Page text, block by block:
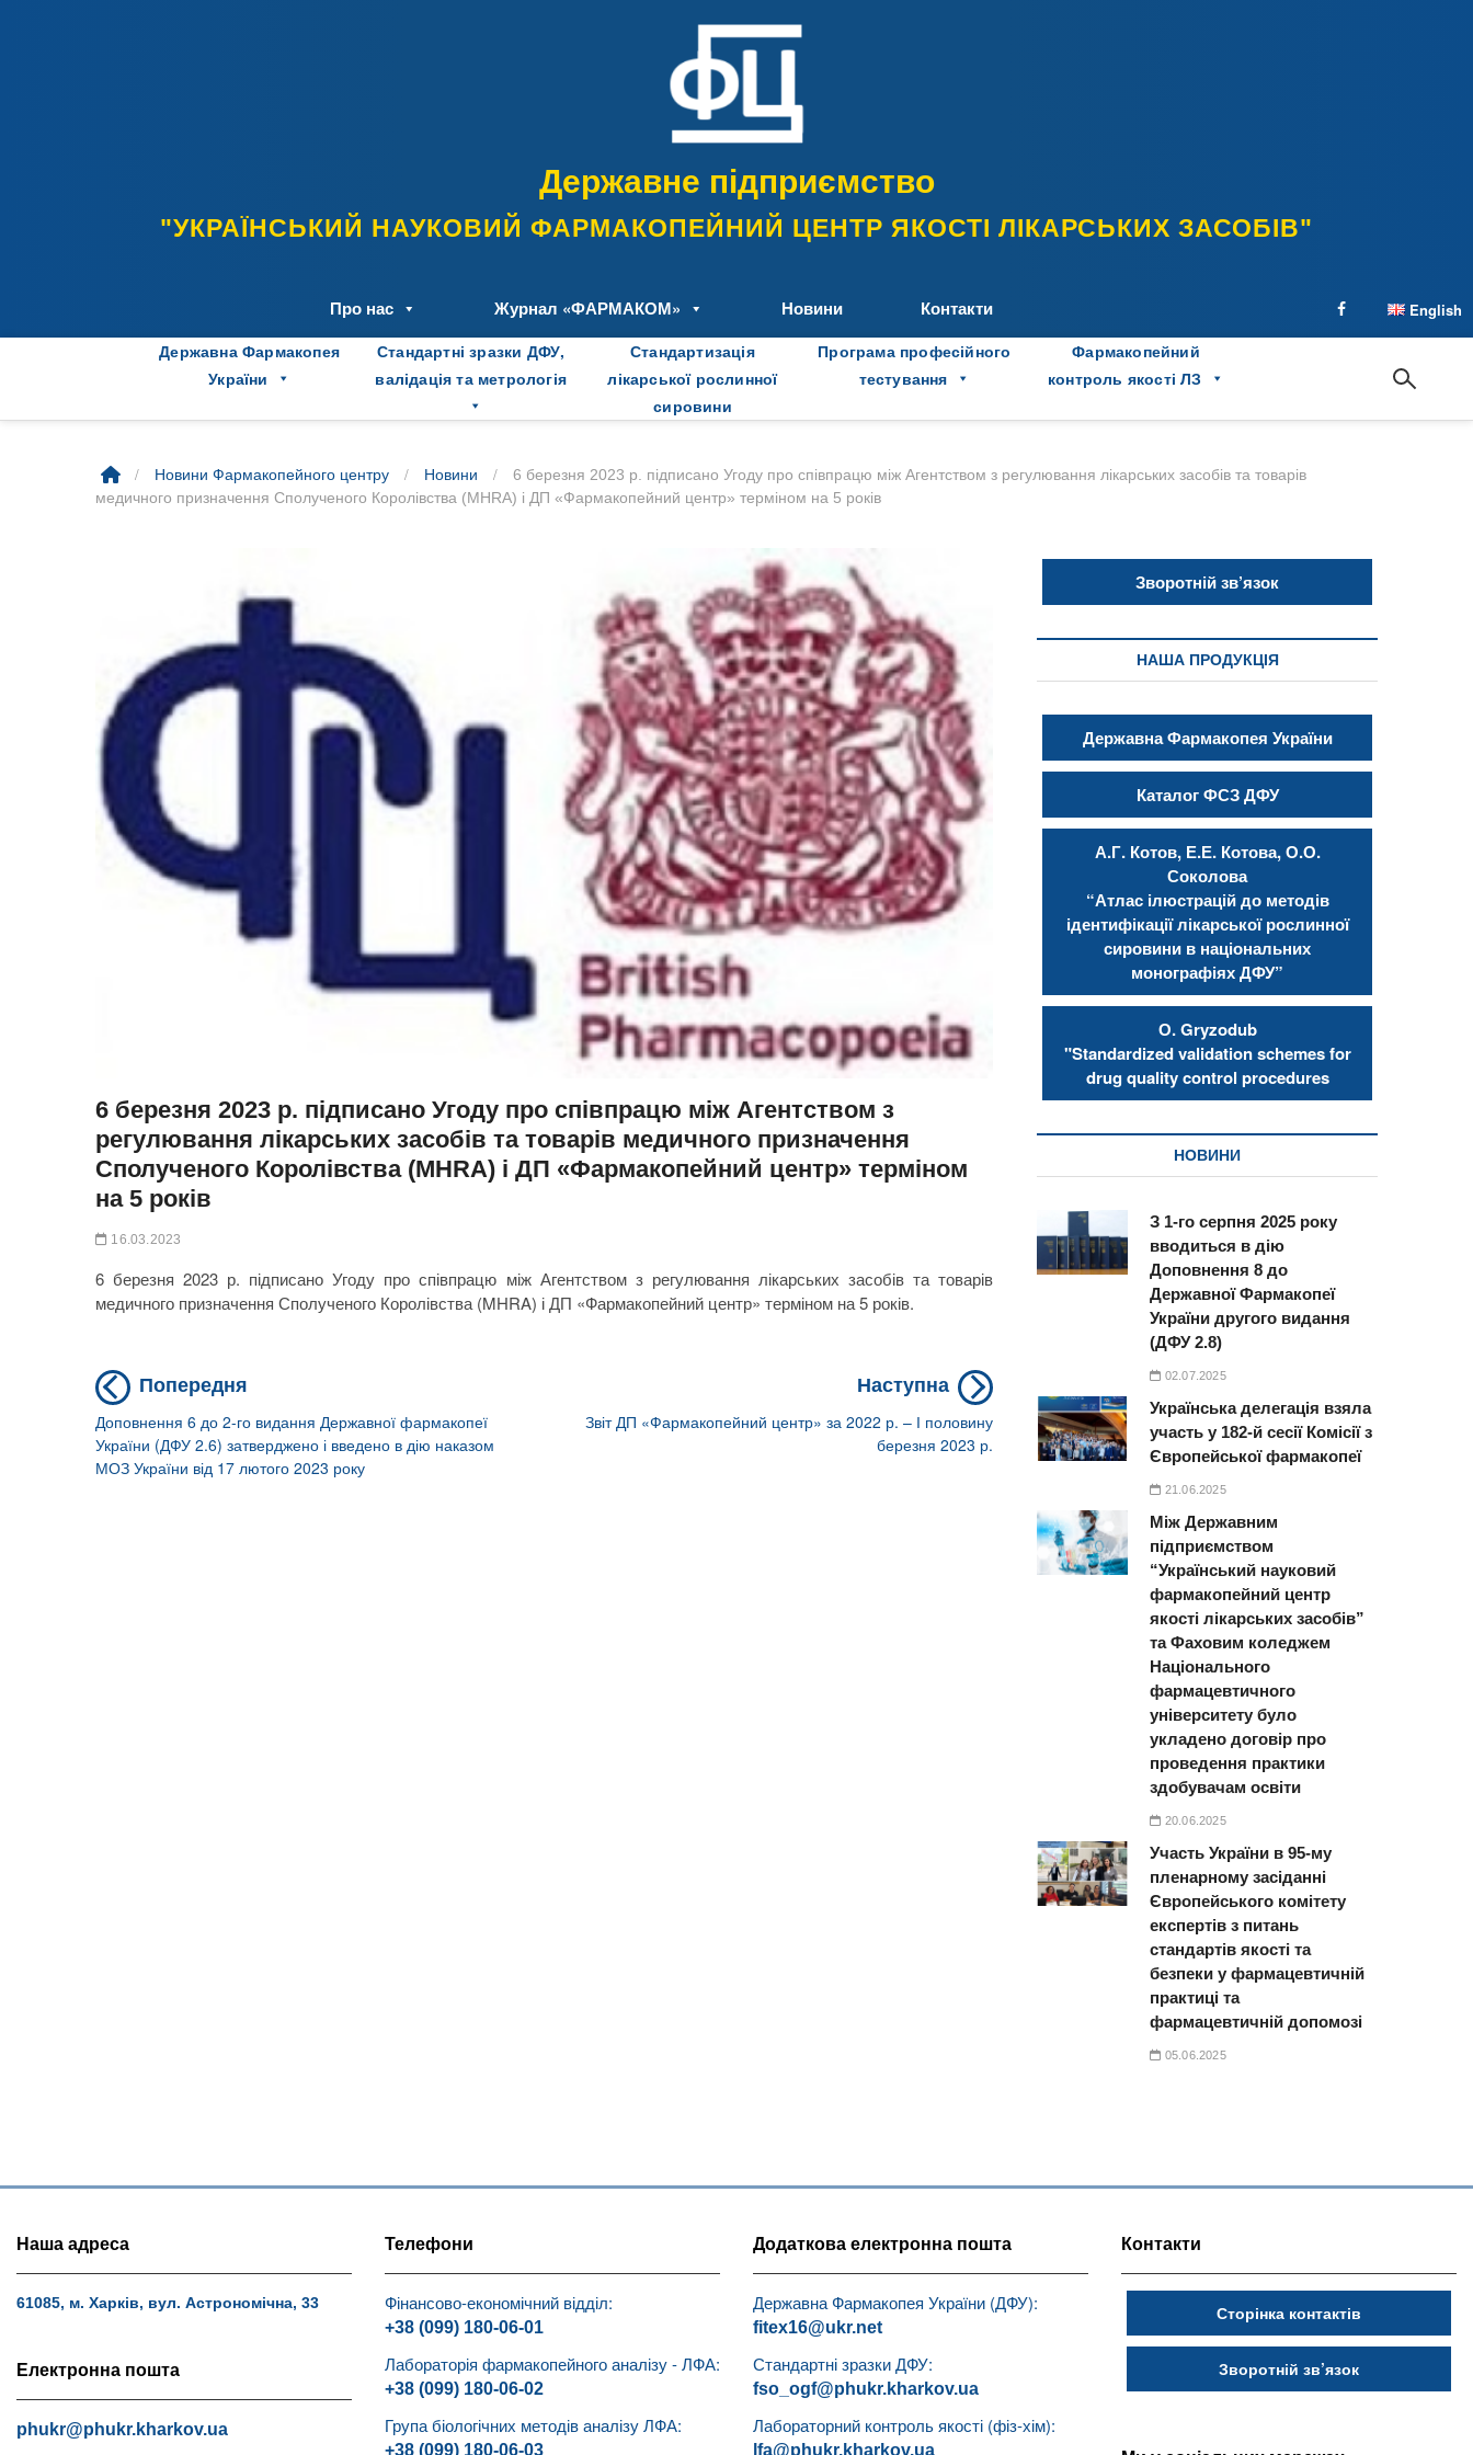
Державне підприємство
"УКРАЇНСЬКИЙ НАУКОВИЙ ФАРМАКОПЕЙНИЙ ЦЕНТР ЯКОСТІ ЛІКАРСЬКИХ ЗАСОБІВ"
English
Про нас Журнал «ФАРМАКОМ» Новини Контакти facebook
Державна Фармакопея
України
Стандартні зразки ДФУ,
валідація та метрологія
Стандартизація
лікарської рослинної
сировини
Програма професійного
тестування
Фармакопейний
контроль якості ЛЗ
/ Новини Фармакопейного центру / Новини /
6 березня 2023 р. підписано Угоду про співпрацю між Агентством з регулювання лікарських засобів та товарів
медичного призначення Сполученого Королівства (MHRA) і ДП «Фармакопейний центр» терміном на 5 років
6 березня 2023 р. підписано Угоду про співпрацю між Агентством з
регулювання лікарських засобів та товарів медичного призначення
Сполученого Королівства (MHRA) і ДП «Фармакопейний центр» терміном
на 5 років
16.03.2023
6 березня 2023 р. підписано Угоду про співпрацю між Агентством з регулювання лікарських засобів та товарів
медичного призначення Сполученого Королівства (MHRA) і ДП «Фармакопейний центр» терміном на 5 років.
Навігація
записів
Попередня
Доповнення 6 до 2-го видання Державної фармакопеї
України (ДФУ 2.6) затверджено і введено в дію наказом
МОЗ України від 17 лютого 2023 року
Наступна
Next
Звіт ДП «Фармакопейний центр» за 2022 р. – І половину
березня 2023 р.
Зворотній зв’язок
НАША ПРОДУКЦІЯ
Державна Фармакопея України
Каталог ФСЗ ДФУ
А.Г. Котов, Е.Е. Котова, О.О.
Соколова
“Атлас ілюстрацій до методів
ідентифікації лікарської рослинної
сировини в національних
монографіях ДФУ”
О. Gryzodub
"Standardized validation schemes for
drug quality control procedures
НОВИНИ
З 1-го серпня 2025 року
вводиться в дію
Доповнення 8 до
Державної Фармакопеї
України другого видання
(ДФУ 2.8)
02.07.2025
Українська делегація взяла
участь у 182-й сесії Комісії з
Європейської фармакопеї
21.06.2025
Між Державним
підприємством
“Український науковий
фармакопейний центр
якості лікарських засобів”
та Фаховим коледжем
Національного
фармацевтичного
університету було
укладено договір про
проведення практики
здобувачам освіти
20.06.2025
Участь України в 95-му
пленарному засіданні
Європейського комітету
експертів з питань
стандартів якості та
безпеки у фармацевтичній
практиці та
фармацевтичній допомозі
05.06.2025
Наша адреса
61085, м. Харків, вул. Астрономічна, 33
Електронна пошта
phukr@phukr.kharkov.ua
Телефони
Фінансово-економічний відділ:
+38 (099) 180-06-01
Лабораторія фармакопейного аналізу - ЛФА:
+38 (099) 180-06-02
Група біологічних методів аналізу ЛФА:
+38 (099) 180-06-03
Додаткова електронна пошта
Державна Фармакопея України (ДФУ):
fitex16@ukr.net
Стандартні зразки ДФУ:
fso_ogf@phukr.kharkov.ua
Лабораторний контроль якості (фіз-хім):
lfa@phukr.kharkov.ua
Контакти
Сторінка контактів
Зворотній зв’язок